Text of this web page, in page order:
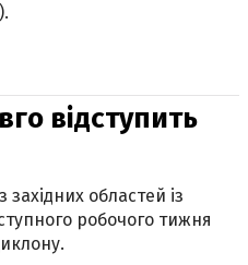
відступить
областей із
робочого тижня